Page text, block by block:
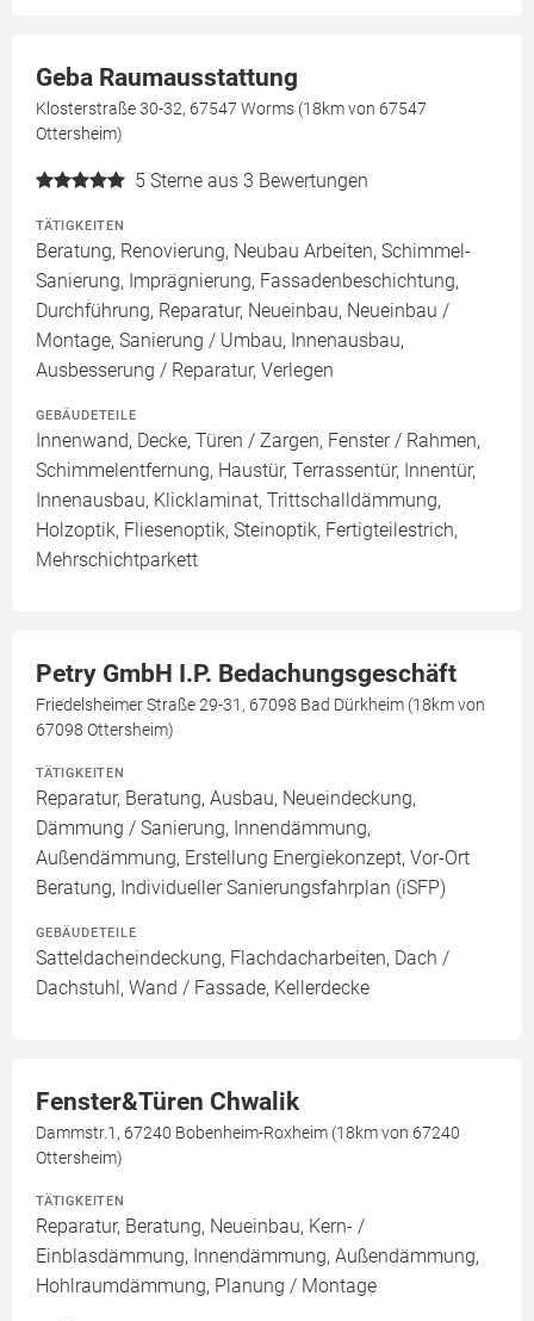
Geba Raumausstattung
Klosterstraße 30-32, 67547 Worms (18km von 67547
Ottersheim)
5 Sterne aus 3 Bewertungen
TÄTIGKEITEN
Beratung, Renovierung, Neubau Arbeiten, Schimmel-
Sanierung, Imprägnierung, Fassadenbeschichtung,
Durchführung, Reparatur, Neueinbau, Neueinbau /
Montage, Sanierung / Umbau, Innenausbau,
Ausbesserung / Reparatur, Verlegen
GEBÄUDETEILE
Innenwand, Decke, Türen / Zargen, Fenster / Rahmen,
Schimmelentfernung, Haustür, Terrassentür, Innentür,
Innenausbau, Klicklaminat, Trittschalldämmung,
Holzoptik, Fliesenoptik, Steinoptik, Fertigteilestrich,
Mehrschichtparkett
Petry GmbH I.P. Bedachungsgeschäft
Friedelsheimer Straße 29-31, 67098 Bad Dürkheim (18km von
67098 Ottersheim)
TÄTIGKEITEN
Reparatur, Beratung, Ausbau, Neueindeckung,
Dämmung / Sanierung, Innendämmung,
Außendämmung, Erstellung Energiekonzept, Vor-Ort
Beratung, Individueller Sanierungsfahrplan (iSFP)
GEBÄUDETEILE
Satteldacheindeckung, Flachdacharbeiten, Dach /
Dachstuhl, Wand / Fassade, Kellerdecke
Fenster&Türen Chwalik
Dammstr.1, 67240 Bobenheim-Roxheim (18km von 67240
Ottersheim)
TÄTIGKEITEN
Reparatur, Beratung, Neueinbau, Kern- /
Einblasdämmung, Innendämmung, Außendämmung,
Hohlraumdämmung, Planung / Montage